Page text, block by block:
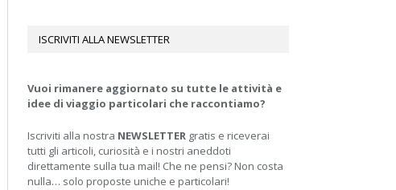
ISCRIVITI ALLA NEWSLETTER
Vuoi rimanere aggiornato su tutte le attività e
idee di viaggio particolari che raccontiamo?
Iscriviti alla nostra NEWSLETTER gratis e riceverai
tutti gli articoli, curiosità e i nostri aneddoti
direttamente sulla tua mail! Che ne pensi? Non costa
nulla… solo proposte uniche e particolari!